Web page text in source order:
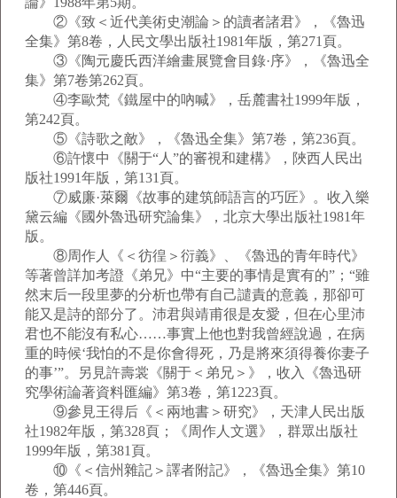
②《致＜近代美術史潮論＞的讀者諸君》，《魯迅
全集》第8卷，人民文學出版社1981年版，第271頁。
③《陶元慶氏西洋繪畫展覽會目錄·序》，《魯迅全
集》第7卷第262頁。
④李歐梵《鐵屋中的吶喊》，岳麓書社1999年版，
第242頁。
⑤《詩歌之敵》，《魯迅全集》第7卷，第236頁。
⑥許懷中《關于“人”的審視和建構》，陜西人民出
版社1991年版，第131頁。
⑦威廉·萊爾《故事的建筑師語言的巧匠》。收入樂
黛云編《國外魯迅研究論集》，北京大學出版社1981年
版。
⑧周作人《＜彷徨＞衍義》、《魯迅的青年時代》
等著曾詳加考證《弟兄》中“主要的事情是實有的”；“雖
然末后一段里夢的分析也帶有自己譴責的意義，那卻可
能又是詩的部分了。沛君與靖甫很是友愛，但在心里沛
君也不能沒有私心……事實上他也對我曾經說過，在病
重的時候‘我怕的不是你會得死，乃是將來須得養你妻子
的事’”。另見許壽裳《關于＜弟兄＞》，收入《魯迅研
究學術論著資料匯編》第3卷，第1223頁。
⑨參見王得后《＜兩地書＞研究》，天津人民出版
社1982年版，第328頁；《周作人文選》，群眾出版社
1999年版，第381頁。
⑩《＜信州雜記＞譯者附記》，《魯迅全集》第10
卷，第446頁。